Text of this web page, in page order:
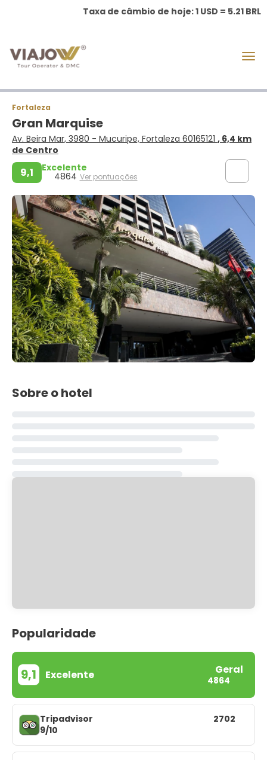
Taxa de câmbio de hoje: 1 USD = 5.21 BRL
Fortaleza
Gran Marquise
Av. Beira Mar, 3980 - Mucuripe, Fortaleza 60165121 , 6,4 km
de Centro
9,1 Excelente
4864 Ver pontuações
Sobre o hotel
Popularidade
9,1 Excelente Geral
4864
Tripadvisor
9/10
2702